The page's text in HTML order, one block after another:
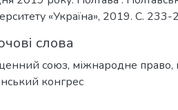
«Україна», 2019. С. 233-
слова
союз, міжнародне право,
конгрес